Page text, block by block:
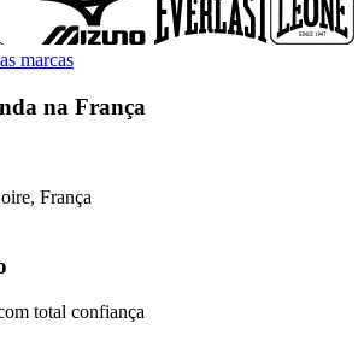
marcas
na França
França
total confiança